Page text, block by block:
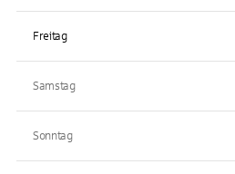
Freitag
Samstag
Sonntag